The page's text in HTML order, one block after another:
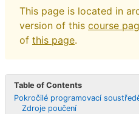
This page is located in
version of this course
of this page.
Table of Contents
Pokročilé programovací
Zdroje poučení